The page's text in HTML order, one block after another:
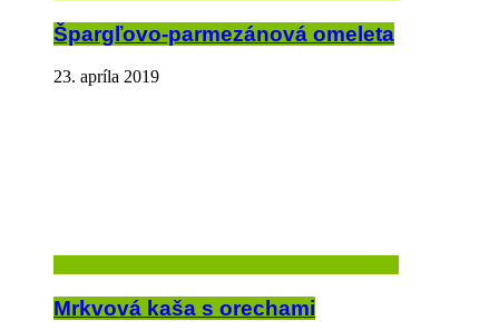
Špargľovo-parmezánová omeleta
23. apríla 2019
Mrkvová kaša s orechami